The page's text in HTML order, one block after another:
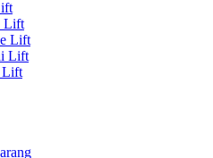
Lift
Lift
Lift
Lift